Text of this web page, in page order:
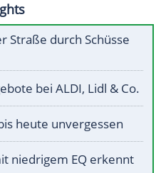
Straße durch Schüsse
bei ALDI, Lidl & Co.
heute unvergessen
niedrigem EQ erkennt